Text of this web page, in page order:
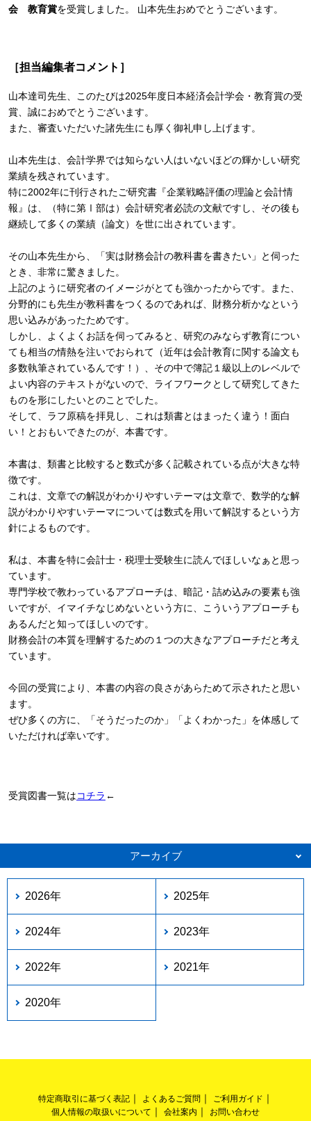
会 教育賞を受賞しました。 山本先生おめでとうございます。
［担当編集者コメント］
山本達司先生、このたびは2025年度日本経済会計学会・教育賞の受
賞、誠におめでとうございます。
また、審査いただいた諸先生にも厚く御礼申し上げます。
山本先生は、会計学界では知らない人はいないほどの輝かしい研究
業績を残されています。
特に2002年に刊行されたご研究書『企業戦略評価の理論と会計情
報』は、（特に第Ⅰ部は）会計研究者必読の文献ですし、その後も
継続して多くの業績（論文）を世に出されています。
その山本先生から、「実は財務会計の教科書を書きたい」と伺った
とき、非常に驚きました。
上記のように研究者のイメージがとても強かったからです。また、
分野的にも先生が教科書をつくるのであれば、財務分析かなという
思い込みがあったためです。
しかし、よくよくお話を伺ってみると、研究のみならず教育につい
ても相当の情熱を注いでおられて（近年は会計教育に関する論文も
多数執筆されているんです！）、その中で簿記１級以上のレベルで
よい内容のテキストがないので、ライフワークとして研究してきた
ものを形にしたいとのことでした。
そして、ラフ原稿を拝見し、これは類書とはまったく違う！面白
い！とおもいできたのが、本書です。
本書は、類書と比較すると数式が多く記載されている点が大きな特
徴です。
これは、文章での解説がわかりやすいテーマは文章で、数学的な解
説がわかりやすいテーマについては数式を用いて解説するという方
針によるものです。
私は、本書を特に会計士・税理士受験生に読んでほしいなぁと思っ
ています。
専門学校で教わっているアプローチは、暗記・詰め込みの要素も強
いですが、イマイチなじめないという方に、こういうアプローチも
あるんだと知ってほしいのです。
財務会計の本質を理解するための１つの大きなアプローチだと考え
ています。
今回の受賞により、本書の内容の良さがあらためて示されたと思い
ます。
ぜひ多くの方に、「そうだったのか」「よくわかった」を体感して
いただければ幸いです。
受賞図書一覧はコチラ ←
アーカイブ
2026年 2025年
2024年 2023年
2022年 2021年
2020年
特定商取引に基づく表記 よくあるご質問
ご利用ガイド
個人情報の取扱いについて
会社案内 お問い合わせ